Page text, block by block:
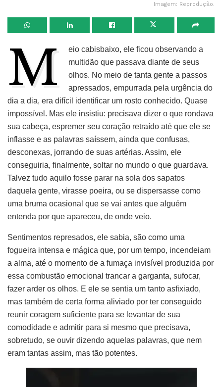
Imagem: Reprodução.
M
eio cabisbaixo, ele ficou observando a
multidão que passava diante de seus
olhos. No meio de tanta gente a passos
apressados, empurrada pela urgência do
dia a dia, era difícil identificar um rosto conhecido. Quase
impossível. Mas ele insistiu: precisava dizer o que rondava
sua cabeça, espremer seu coração retraído até que ele se
inflasse e as palavras saíssem, ainda que confusas,
desconexas, jorrando de suas artérias. Assim, ele
conseguiria, finalmente, soltar no mundo o que guardava.
Talvez tudo aquilo fosse parar na sola dos sapatos
daquela gente, virasse poeira, ou se dispersasse como
uma bruma ocasional que se vai antes que alguém
entenda por que apareceu, de onde veio.
Sentimentos represados, ele sabia, são como uma
fogueira intensa e mágica que, por um tempo, incendeiam
a alma, até o momento de a fumaça invisível produzida por
essa combustão emocional trancar a garganta, sufocar,
fazer arder os olhos. E ele se sentia um tanto asfixiado,
mas também de certa forma aliviado por ter conseguido
reunir coragem suficiente para se levantar de sua
comodidade e admitir para si mesmo que precisava,
sobretudo, se ouvir dizendo aquelas palavras, que nem
eram tantas assim, mas tão potentes.